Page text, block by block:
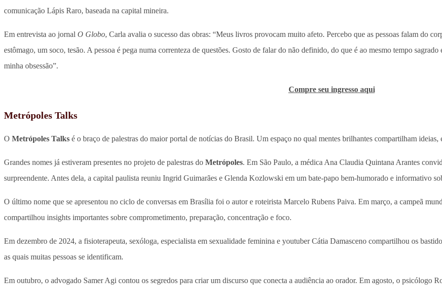
comunicação Lápis Raro, baseada na capital mineira.
Em entrevista ao jornal O Globo, Carla avalia o sucesso das obras: “Meus livros provocam muito afeto. Percebo que as pessoas falam do
estômago, um soco, tesão. A pessoa é pega numa correnteza de questões. Gosto de falar do não definido, do que é ao mesmo tempo
minha obsessão”.
Compre seu ingresso aqui
Metrópoles Talks
O Metrópoles Talks é o braço de palestras do maior portal de notícias do Brasil. Um espaço no qual mentes brilhantes compartilham
Grandes nomes já estiveram presentes no projeto de palestras do Metrópoles. Em São Paulo, a médica Ana Claudia Quintana Arantes
surpreendente. Antes dela, a capital paulista reuniu Ingrid Guimarães e Glenda Kozlowski em um bate-papo bem-humorado e informativo
O último nome que se apresentou no ciclo de conversas em Brasília foi o autor e roteirista Marcelo Rubens Paiva. Em março, a campeã
compartilhou insights importantes sobre comprometimento, preparação, concentração e foco.
Em dezembro de 2024, a fisioterapeuta, sexóloga, especialista em sexualidade feminina e youtuber Cátia Damasceno compartilhou os
as quais muitas pessoas se identificam.
Em outubro, o advogado Samer Agi contou os segredos para criar um discurso que conecta a audiência ao orador. Em agosto, o psicólogo